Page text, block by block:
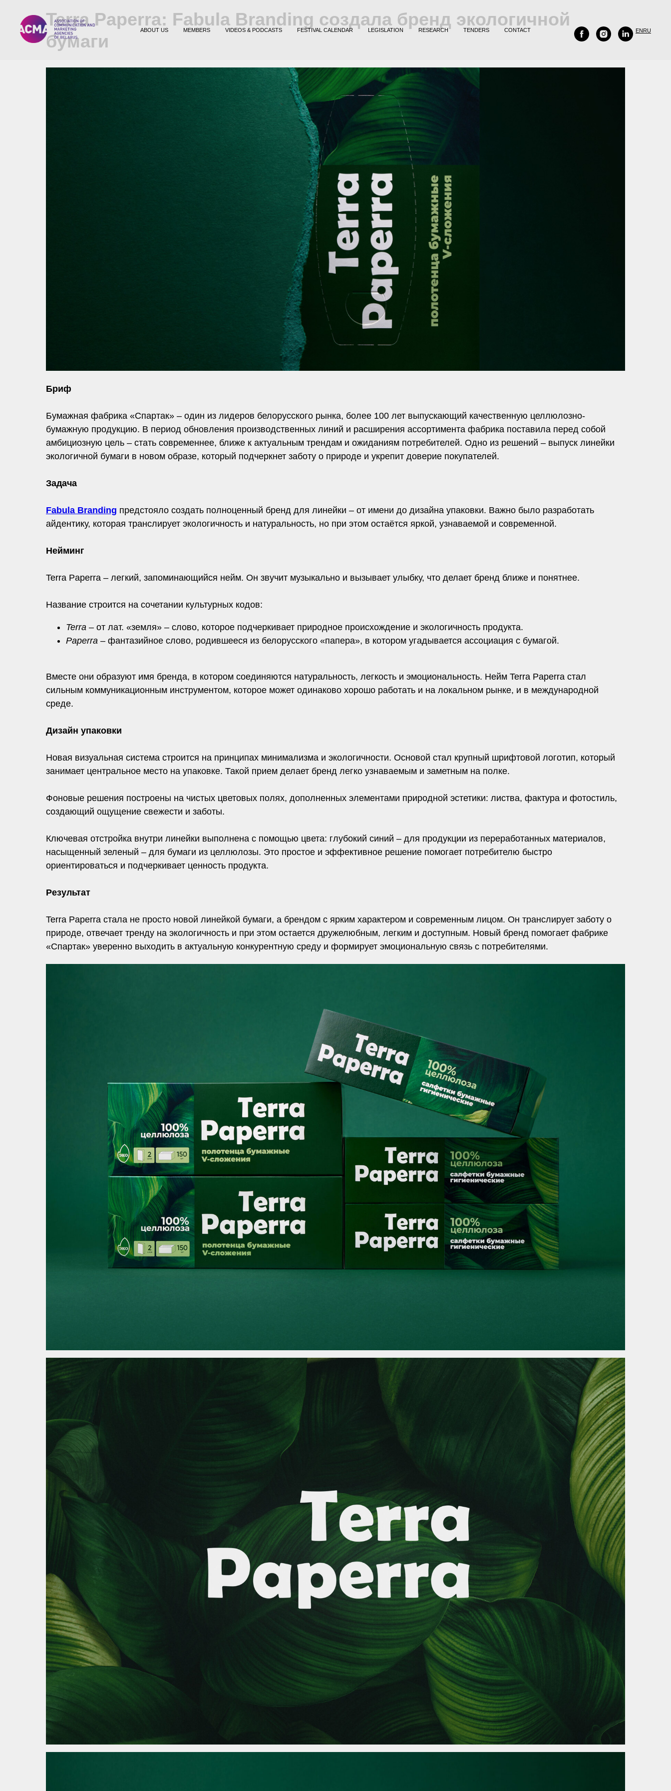
ABOUT US MEMBERS VIDEOS & PODCASTS FESTIVAL CALENDAR LEGISLATION RESEARCH TENDERS CONTACT ENRU
Terra Paperra: Fabula Branding создала бренд экологичной
бумаги
Бриф
Бумажная фабрика «Спартак» – один из лидеров белорусского рынка, более 100 лет выпускающий качественную целлюлозно-
бумажную продукцию. В период обновления производственных линий и расширения ассортимента фабрика поставила перед собой
амбициозную цель – стать современнее, ближе к актуальным трендам и ожиданиям потребителей. Одно из решений – выпуск линейки
экологичной бумаги в новом образе, который подчеркнет заботу о природе и укрепит доверие покупателей.
Задача
Fabula Branding предстояло создать полноценный бренд для линейки – от имени до дизайна упаковки. Важно было разработать
айдентику, которая транслирует экологичность и натуральность, но при этом остаётся яркой, узнаваемой и современной.
Нейминг
Terra Paperra – легкий, запоминающийся нейм. Он звучит музыкально и вызывает улыбку, что делает бренд ближе и понятнее.
Название строится на сочетании культурных кодов:
Terra – от лат. «земля» – слово, которое подчеркивает природное происхождение и экологичность продукта.
Paperra – фантазийное слово, родившееся из белорусского «папера», в котором угадывается ассоциация с бумагой.
Вместе они образуют имя бренда, в котором соединяются натуральность, легкость и эмоциональность. Нейм Terra Paperra стал
сильным коммуникационным инструментом, которое может одинаково хорошо работать и на локальном рынке, и в международной
среде.
Дизайн упаковки
Новая визуальная система строится на принципах минимализма и экологичности. Основой стал крупный шрифтовой логотип, который
занимает центральное место на упаковке. Такой прием делает бренд легко узнаваемым и заметным на полке.
Фоновые решения построены на чистых цветовых полях, дополненных элементами природной эстетики: листва, фактура и фотостиль,
создающий ощущение свежести и заботы.
Ключевая отстройка внутри линейки выполнена с помощью цвета: глубокий синий – для продукции из переработанных материалов,
насыщенный зеленый – для бумаги из целлюлозы. Это простое и эффективное решение помогает потребителю быстро
ориентироваться и подчеркивает ценность продукта.
Результат
Terra Paperra стала не просто новой линейкой бумаги, а брендом с ярким характером и современным лицом. Он транслирует заботу о
природе, отвечает тренду на экологичность и при этом остается дружелюбным, легким и доступным. Новый бренд помогает фабрике
«Спартак» уверенно выходить в актуальную конкурентную среду и формирует эмоциональную связь с потребителями.